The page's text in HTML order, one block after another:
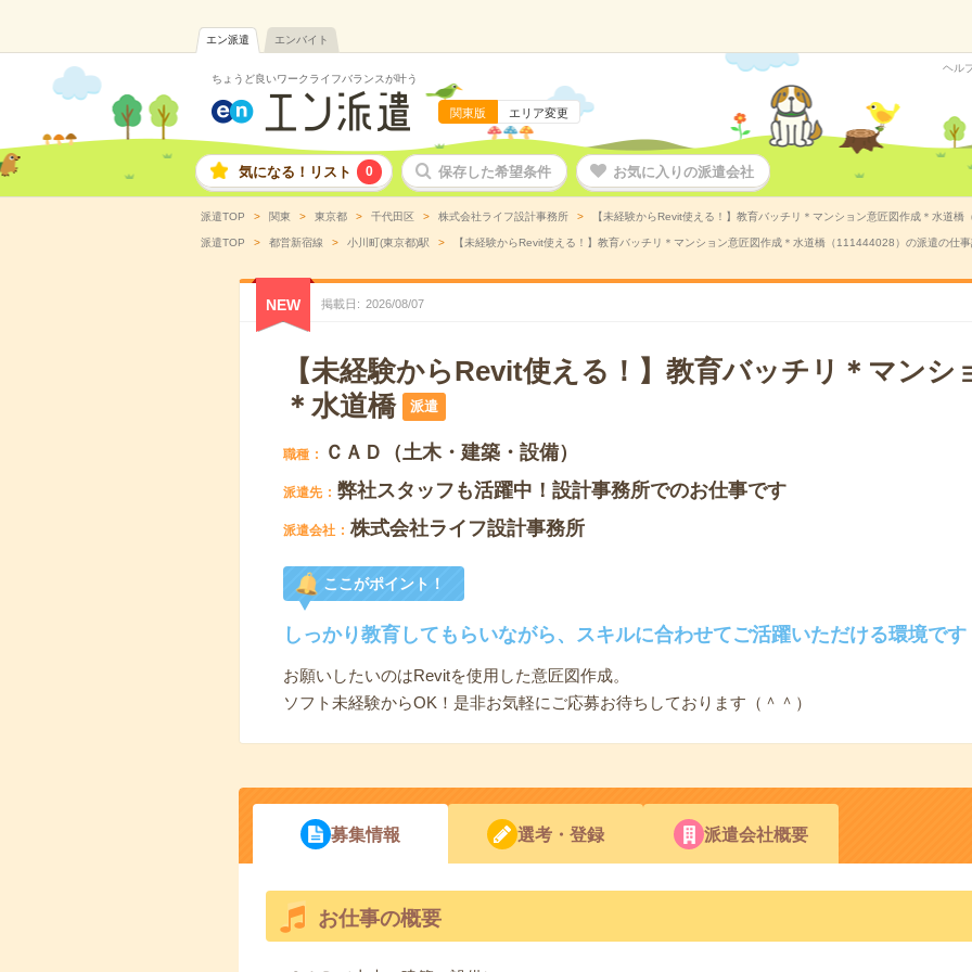
エン派遣 エンバイト
ちょうど良いワークライフバランスが叶う
関東版 エリア変更
ヘル
気になる！リスト 0 保存した希望条件 お気に入りの派遣会社
派遣TOP 関東 東京都 千代田区 株式会社ライフ設計事務所 【未経験からRevit使える！】教育バッチリ＊マンション意匠図作成＊水道
派遣TOP 都営新宿線 小川町(東京都)駅 【未経験からRevit使える！】教育バッチリ＊マンション意匠図作成＊水道橋（111444028）の派遣の仕
NEW 掲載日 2026/08/07
【未経験からRevit使える！】教育バッチリ＊マンシ
＊水道橋
派遣
職種 ＣＡＤ（土木・建築・設備）
派遣先 弊社スタッフも活躍中！設計事務所でのお仕事です
派遣会社 株式会社ライフ設計事務所
ここがポイント！
しっかり教育してもらいながら、スキルに合わせてご活躍いただける環境です
お願いしたいのはRevitを使用した意匠図作成。
ソフト未経験からOK！是非お気軽にご応募お待ちしております（＾＾）
募集情報 選考・登録 派遣会社概要
お仕事の概要